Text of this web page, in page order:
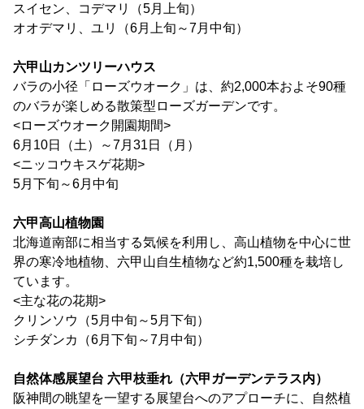
スイセン、コデマリ（5月上旬）
オオデマリ、ユリ（6月上旬～7月中旬）
六甲山カンツリーハウス
バラの小径「ローズウオーク」は、約2,000本およそ90種
のバラが楽しめる散策型ローズガーデンです。
<ローズウオーク開園期間>
6月10日（土）～7月31日（月）
<ニッコウキスゲ花期>
5月下旬～6月中旬
六甲高山植物園
北海道南部に相当する気候を利用し、高山植物を中心に世
界の寒冷地植物、六甲山自生植物など約1,500種を栽培し
ています。
<主な花の花期>
クリンソウ（5月中旬～5月下旬）
シチダンカ（6月下旬～7月中旬）
自然体感展望台 六甲枝垂れ （六甲ガーデンテラス内）
阪神間の眺望を一望する展望台へのアプローチに、自然植